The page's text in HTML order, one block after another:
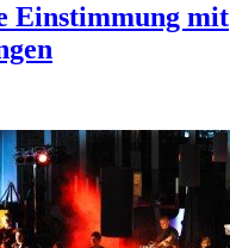
Einstimmung mit